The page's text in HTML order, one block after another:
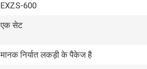
EXZS-600
एक सेट
मानक निर्यात लकड़ी के पैकेज है